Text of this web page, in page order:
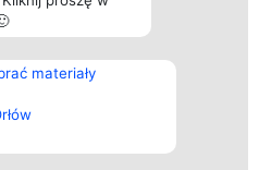
materiały
Kontakt
Kontakt